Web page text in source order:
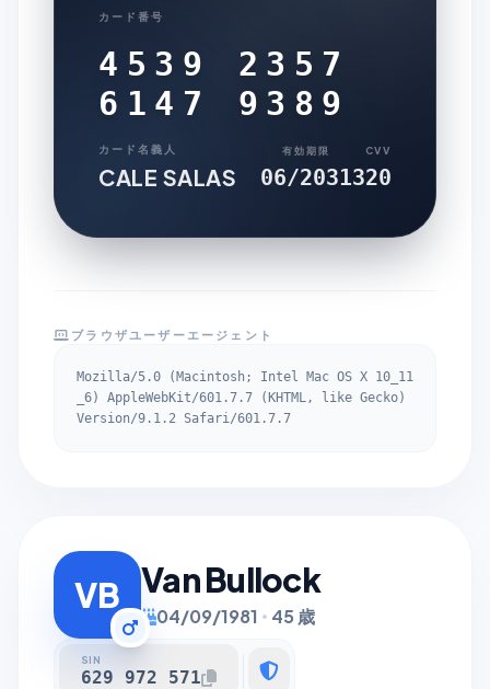
カード番号
4539 2357
6147 9389
カード名義人
CALE SALAS
有効期限
06/2031
CVV
320
ブラウザユーザーエージェント
Mozilla/5.0 (Macintosh; Intel Mac OS X 10_11
_6) AppleWebKit/601.7.7 (KHTML, like Gecko)
Version/9.1.2 Safari/601.7.7
VB Van Bullock
04/09/1981 45 歳
SIN
629 972 571